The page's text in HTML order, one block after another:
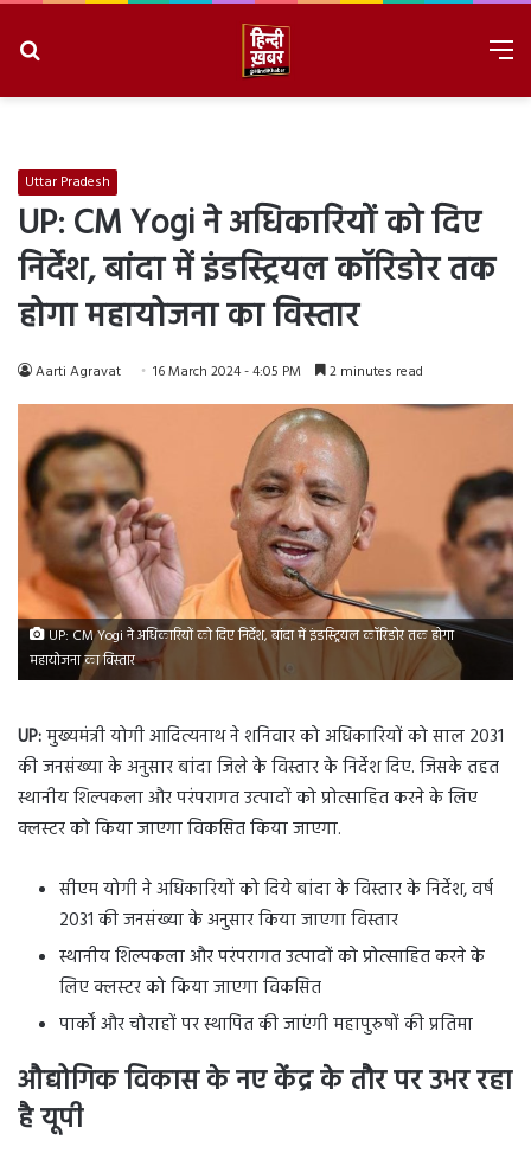
Uttar Pradesh
UP: CM Yogi ने अधिकारियों को दिए
निर्देश, बांदा में इंडस्ट्रियल कॉरिडोर तक
होगा महायोजना का विस्तार
Aarti Agravat 16 March 2024 - 4:05 PM 2 minutes read
UP: CM Yogi ने अधिकारियों को दिए निर्देश, बांदा में इंडस्ट्रियल कॉरिडोर तक होगा
महायोजना का विस्तार
UP:मुख्यमंत्री योगी आदित्यनाथ ने शनिवार को अधिकारियों को साल 2031
की जनसंख्या के अनुसार बांदा जिले के विस्तार के निर्देश दिए. जिसके तहत
स्थानीय शिल्पकला और परंपरागत उत्पादों को प्रोत्साहित करने के लिए
क्लस्टर को किया जाएगा विकसित किया जाएगा.
सीएम योगी ने अधिकारियों को दिये बांदा के विस्तार के निर्देश, वर्ष
2031 की जनसंख्या के अनुसार किया जाएगा विस्तार
स्थानीय शिल्पकला और परंपरागत उत्पादों को प्रोत्साहित करने के
लिए क्लस्टर को किया जाएगा विकसित
पार्कों और चौराहों पर स्थापित की जाएंगी महापुरुषों की प्रतिमा
औद्योगिक विकास के नए केंद्र के तौर पर उभर रहा
है यूपी